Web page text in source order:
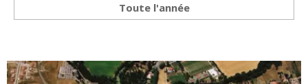
Toute l'année